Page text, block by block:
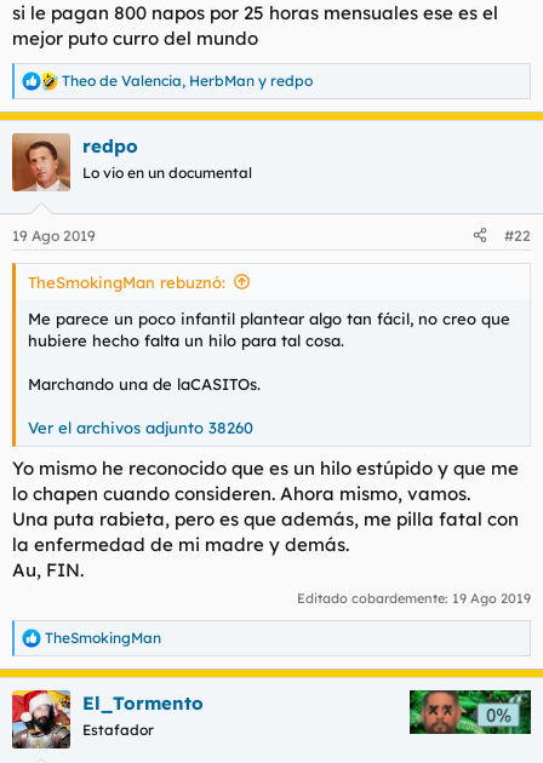
si le pagan 800 napos por 25 horas mensuales ese es el
mejor puto curro del mundo
R
e
a
c
c
i
e
s
Theo de Valencia, HerbMan y redpo
redpo
Lo vio en un documental
19 Ago 2019 #22
TheSmokingMan rebuznó:
Me parece un poco infantil plantear algo tan fácil, no creo que
hubiere hecho falta un hilo para tal cosa.
Marchando una de laCASITOs.
Ver el archivos adjunto 38260
Yo mismo he reconocido que es un hilo estúpido y que me
lo chapen cuando consideren. Ahora mismo, vamos.
Una puta rabieta, pero es que además, me pilla fatal con
la enfermedad de mi madre y demás.
Au, FIN.
Editado cobardemente: 19 Ago 2019
R
e
a
c
c
i
TheSmokingMan
El_Tormento
Estafador